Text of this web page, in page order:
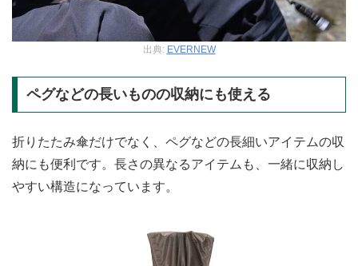
出典: EVERNEW
ペグなどの長いものの収納にも使える
折りたたみ傘だけでなく、ペグなどの長細いアイテムの収
納にも便利です。長さの異なるアイテムも、一緒に収納し
やすい構造になっています。